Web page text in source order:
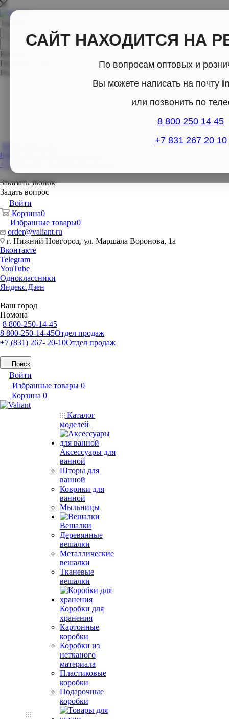
САЙТ НАХОДИТСЯ НА
По вопросам оптовых и
Вы можете написать на почту
или позвонить по
8 800 250 14 45
+7 831 267 20 10
Товары для дома
Каталог
По всему сайту
По каталогу
8 800-250-14-45
+7 (831) 267- 20-10
Заказать звонок
Задать вопрос
Войти
Корзина0
Избранные товары0
order@valiant.ru
г. Нижний Новгород, ул. Маршала Воронова, 1а
Вконтакте
Telegram
YouTube
Одноклассники
Яндекс.Дзен
Ваш город
Помона
8 800-250-14-45
8 800-250-14-45Отдел продаж
+7 (831) 267- 20-10Отдел продаж
Поиск
Войти
Избранные товары 0
Корзина 0
Каталог
моделей
Аксессуары для
ванной
Шторы для
ванной
Коврики для
ванной
Мыльницы
Вешалки
Деревянные
вешалки
Металлические
вешалки
Тканевые
вешалки
Коробки для
хранения
Картонные
коробки
Коробки из
нетканого
материала
Пластиковые
коробки
Подарочные
коробки